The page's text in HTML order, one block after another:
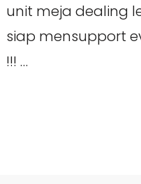
unit meja dealing
siap mensupport
!!! …